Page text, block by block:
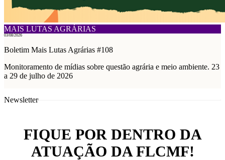
MAIS LUTAS AGRÁRIAS
03/08/2026
Boletim Mais Lutas Agrárias #108
Monitoramento de mídias sobre questão agrária e meio ambiente. 23
a 29 de julho de 2026
Newsletter
FIQUE POR DENTRO DA
ATUAÇÃO DA FLCMF!